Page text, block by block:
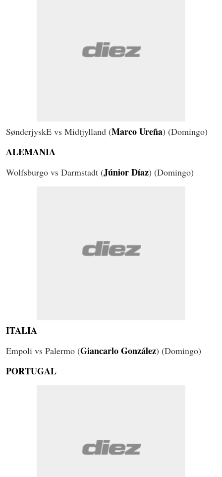
SønderjyskE vs Midtjylland (Marco Ureña) (Domingo)
ALEMANIA
Wolfsburgo vs Darmstadt (Júnior Díaz) (Domingo)
ITALIA
Empoli vs Palermo (Giancarlo González) (Domingo)
PORTUGAL